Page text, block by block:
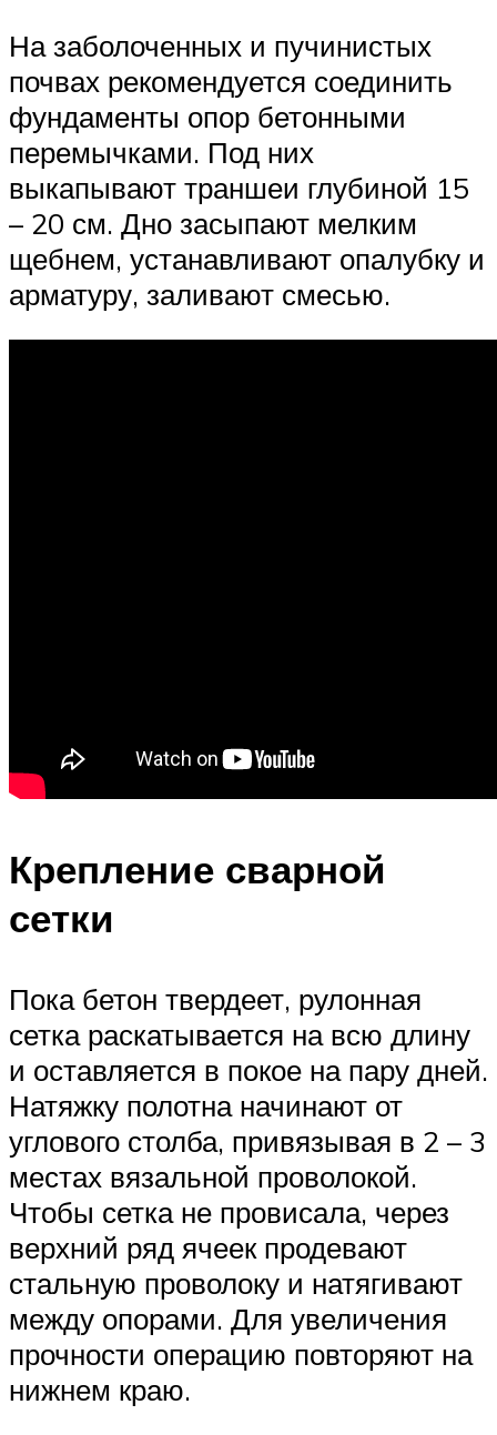
На заболоченных и пучинистых
почвах рекомендуется соединить
фундаменты опор бетонными
перемычками. Под них
выкапывают траншеи глубиной 15
– 20 см. Дно засыпают мелким
щебнем, устанавливают опалубку и
арматуру, заливают смесью.
Крепление сварной
сетки
Пока бетон твердеет, рулонная
сетка раскатывается на всю длину
и оставляется в покое на пару дней.
Натяжку полотна начинают от
углового столба, привязывая в 2 – 3
местах вязальной проволокой.
Чтобы сетка не провисала, через
верхний ряд ячеек продевают
стальную проволоку и натягивают
между опорами. Для увеличения
прочности операцию повторяют на
нижнем краю.